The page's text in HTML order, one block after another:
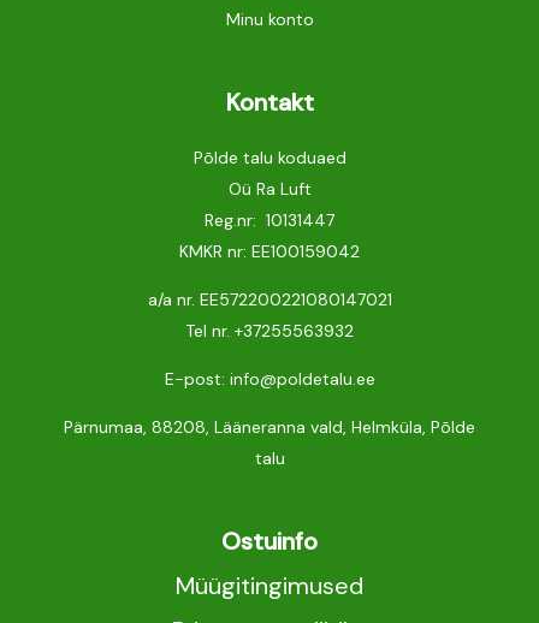
Minu konto
Kontakt
Põlde talu koduaed
Oü Ra Luft
Reg.nr: 10131447
KMKR nr: EE100159042
a/a nr. EE572200221080147021
Tel nr. +37255563932
E-post: info@poldetalu.ee
Pärnumaa, 88208, Lääneranna vald, Helmküla, Põlde
talu
Ostuinfo
Müügitingimused